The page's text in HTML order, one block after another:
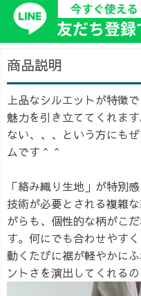
商品説明
上品なシルエットが特徴
魅力を引き立ててくれま
ない、、、という方にも
ムです＾＾
「絡み織り生地」が特別
技術が必要とされる複雑
がらも、個性的な柄がこ
す。何にでも合わせやす
動くたびに裾が軽やかに
ントさを演出してくれる